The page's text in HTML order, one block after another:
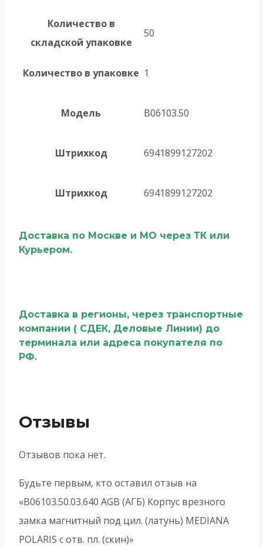
Количество в
складской упаковке
50
Количество в упаковке 1
Модель B06103.50
Штрихкод 6941899127202
Штрихкод 6941899127202
Доставка по Москве и МО через ТК или
Курьером.
Доставка в регионы, через транспортные
компании ( СДЕК, Деловые Линии) до
терминала или адреса покупателя по
РФ.
Отзывы
Отзывов пока нет.
Будьте первым, кто оставил отзыв на
«B06103.50.03.640 AGB (АГБ) Корпус врезного
замка магнитный под цил. (латунь) MEDIANA
POLARIS с отв. пл. (скин)»